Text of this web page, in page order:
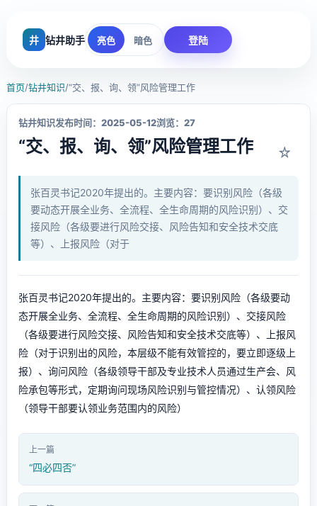
井 钻井助手 亮色 暗色 登陆
首页/钻井知识/“交、报、询、领”风险管理工作
钻井知识发布时间：2025-05-12浏览：27
“交、报、询、领”风险管理工作 ☆
张百灵书记2020年提出的。主要内容：要识别风险（各级
要动态开展全业务、全流程、全生命周期的风险识别）、交
接风险（各级要进行风险交接、风险告知和安全技术交底
等）、上报风险（对于
张百灵书记2020年提出的。主要内容：要识别风险（各级要动
态开展全业务、全流程、全生命周期的风险识别）、交接风险
（各级要进行风险交接、风险告知和安全技术交底等）、上报风
险（对于识别出的风险，本层级不能有效管控的，要立即逐级上
报）、询问风险（各级领导干部及专业技术人员通过生产会、风
险承包等形式，定期询问现场风险识别与管控情况）、认领风险
（领导干部要认领业务范围内的风险）
上一篇
“四必四否”